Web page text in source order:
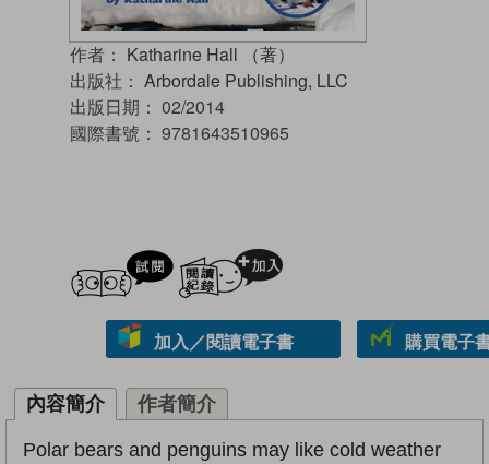
作者： Katharine Hall （著）
出版社： Arbordale Publishing, LLC
出版日期： 02/2014
國際書號： 9781643510965
試閲
加入／閱讀電子書 購買電子
內容簡介 作者簡介
Polar bears and penguins may like cold weather